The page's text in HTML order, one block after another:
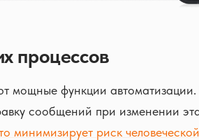
процессов
мощные функции
сообщений при изменении
минимизирует риск